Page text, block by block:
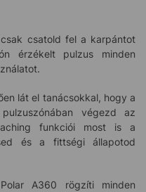
csak csatold fel a karpántot
érzékelt pulzus minden
lát el tanácsokkal, hogy a
végezd az
funkciói most is a
és a fittségi állapotod
A360 rögzíti minden